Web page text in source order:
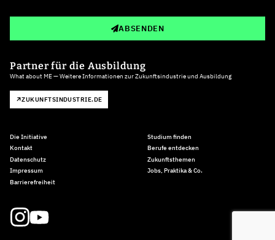
ABSENDEN
Partner für die Ausbildung
What about ME — Weitere Informationen zur Zukunftsindustrie und Ausbildung
ZUKUNFTSINDUSTRIE.DE
Die Initiative
Kontakt
Datenschutz
Impressum
Barrierefreiheit
Studium finden
Berufe entdecken
Zukunftsthemen
Jobs, Praktika & Co.